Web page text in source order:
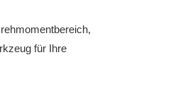
für Ihre